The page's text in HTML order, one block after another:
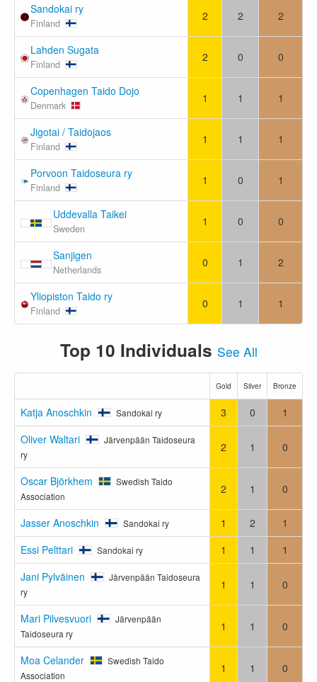
Sandokai ry
Finland
2 2 2
Lahden Sugata
Finland
2 0 0
Copenhagen Taido Dojo
Denmark
1 1 1
Jigotai / Taidojaos
Finland
1 1 1
Porvoon Taidoseura ry
Finland
1 0 1
Uddevalla Taikei
Sweden
1 0 0
Sanjigen
Netherlands
0 1 2
Yliopiston Taido ry
Finland
0 1 1
Top 10 Individuals See All
Gold Silver Bronze
Katja Anoschkin Sandokai ry 3 0
1
Oliver Waltari
Järvenpään Taidoseura
ry
2 1 0
Oscar Björkhem
Swedish Taido
Association
2 1 0
Jasser Anoschkin Sandokai ry 1 2
1
Essi Pelttari
Sandokai ry 1 1
1
Jani Pylväinen
Järvenpään Taidoseura
ry
1 1 0
Mari Pilvesvuori
Järvenpään
Taidoseura ry
1 1 0
Moa Celander
Swedish Taido
Association
1 1 0